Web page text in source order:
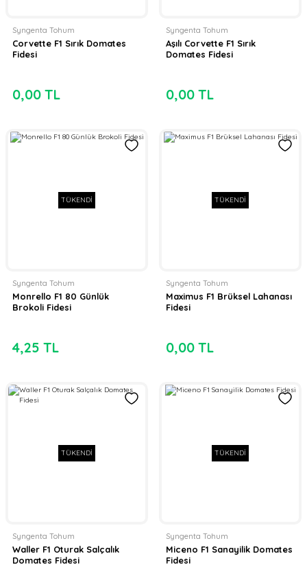
Syngenta Tohum
Corvette F1 Sırık Domates
Fidesi
0,00 TL
Syngenta Tohum
Aşılı Corvette F1 Sırık
Domates Fidesi
0,00 TL
TÜKENDİ
Syngenta Tohum
Monrello F1 80 Günlük
Brokoli Fidesi
4,25 TL
TÜKENDİ
Syngenta Tohum
Maximus F1 Brüksel Lahanası
Fidesi
0,00 TL
TÜKENDİ
Syngenta Tohum
Waller F1 Oturak Salçalık
Domates Fidesi
TÜKENDİ
Syngenta Tohum
Miceno F1 Sanayilik Domates
Fidesi